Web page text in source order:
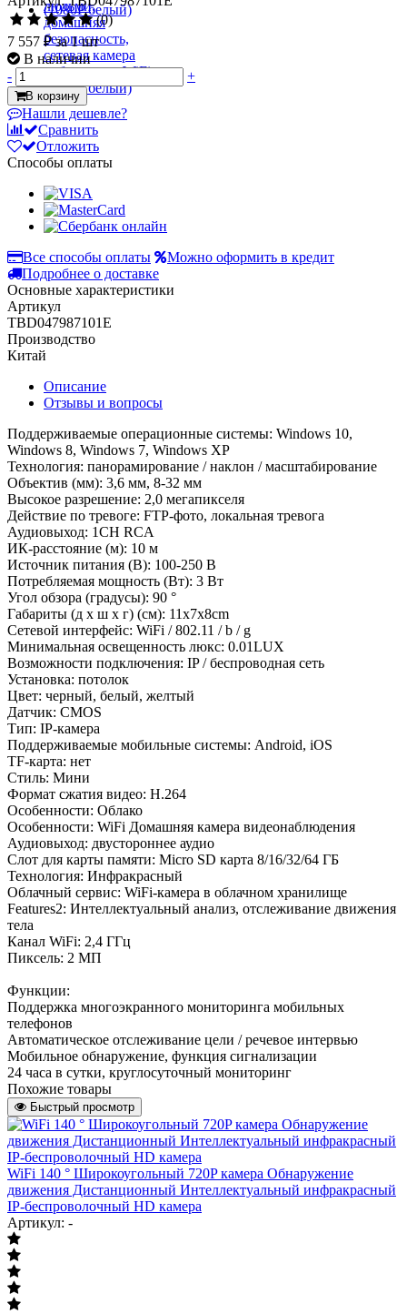
(0)
7 557 ₽за 1 шт
В наличии
-
+
В корзину
Нашли дешевле?
Сравнить
Отложить
Способы оплаты
Все способы оплаты
Можно оформить в кредит
Подробнее о доставке
Основные характеристики
Артикул
TBD047987101E
Производство
Китай
Описание
Отзывы и вопросы
Поддерживаемые операционные системы: Windows 10,
Windows 8, Windows 7, Windows XP
Технология: панорамирование / наклон / масштабирование
Объектив (мм): 3,6 мм, 8-32 мм
Высокое разрешение: 2,0 мегапикселя
Действие по тревоге: FTP-фото, локальная тревога
Аудиовыход: 1CH RCA
ИК-расстояние (м): 10 м
Источник питания (В): 100-250 В
Потребляемая мощность (Вт): 3 Вт
Угол обзора (градусы): 90 °
Габариты (д х ш х г) (см): 11x7x8cm
Сетевой интерфейс: WiFi / 802.11 / b / g
Минимальная освещенность люкс: 0.01LUX
Возможности подключения: IP / беспроводная сеть
Установка: потолок
Цвет: черный, белый, желтый
Датчик: CMOS
Тип: IP-камера
Поддерживаемые мобильные системы: Android, iOS
TF-карта: нет
Стиль: Мини
Формат сжатия видео: H.264
Особенности: Облако
Особенности: WiFi Домашняя камера видеонаблюдения
Аудиовыход: двустороннее аудио
Слот для карты памяти: Micro SD карта 8/16/32/64 ГБ
Технология: Инфракрасный
Облачный сервис: WiFi-камера в облачном хранилище
Features2: Интеллектуальный анализ, отслеживание движения
тела
Канал WiFi: 2,4 ГГц
Пиксель: 2 МП
Функции:
Поддержка многоэкранного мониторинга мобильных
телефонов
Автоматическое отслеживание цели / речевое интервью
Мобильное обнаружение, функция сигнализации
24 часа в сутки, круглосуточный мониторинг
Похожие товары
Быстрый просмотр
WiFi 140 ° Широкоугольный 720P камера Обнаружение
движения Дистанционный Интеллектуальный инфракрасный
IP-беспроволочный HD камера
Артикул: -